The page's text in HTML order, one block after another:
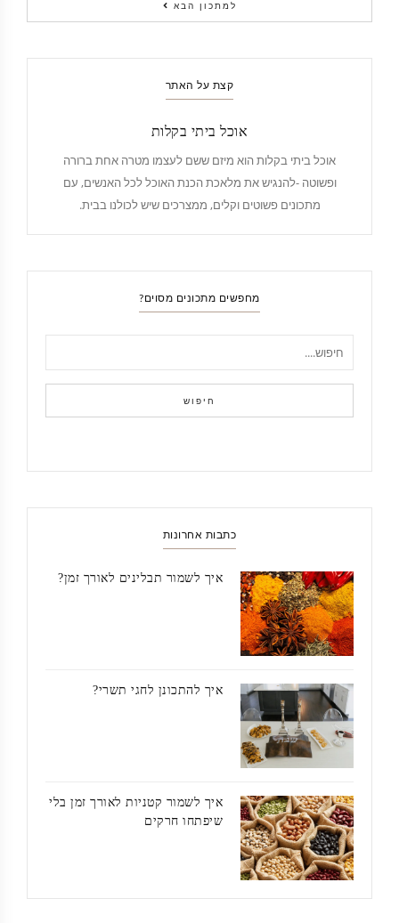
למתכון הבא
קצת על האתר
אוכל ביתי בקלות
אוכל ביתי בקלות הוא מיזם ששם לעצמו מטרה אחת ברורה
ופשוטה -להנגיש את מלאכת הכנת האוכל לכל האנשים, עם
מתכונים פשוטים וקלים, ממצרכים שיש לכולנו בבית.
מחפשים מתכונים מסוים?
חיפוש
כתבות אחרונות
איך לשמור תבלינים לאורך זמן?
איך להתכונן לחגי תשרי?
איך לשמור קטניות לאורך זמן בלי
שיפתחו חרקים